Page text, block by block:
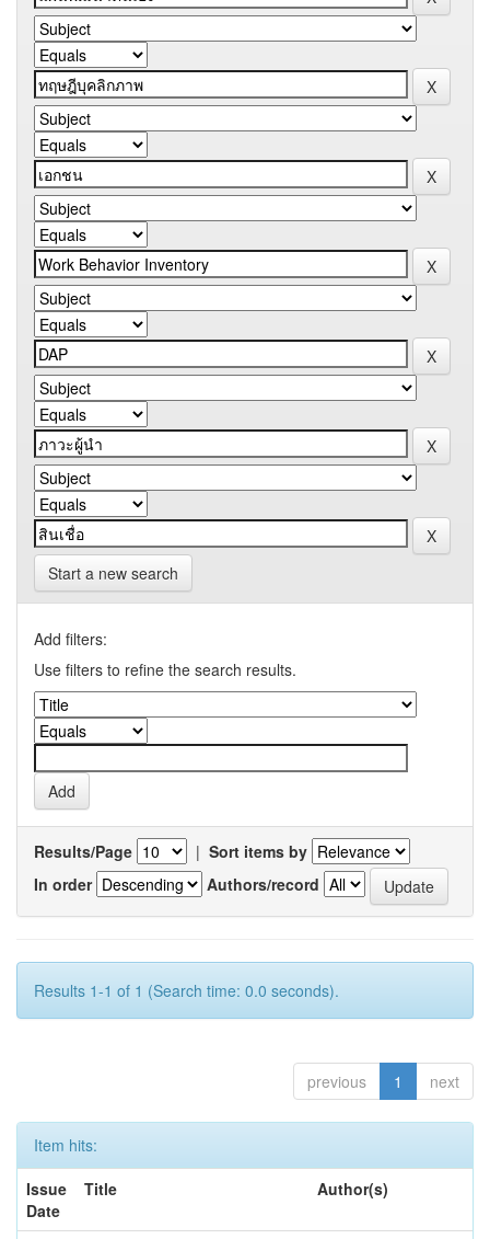
Start a new search
Add filters:
Use filters to refine the search results.
Results/Page | Sort items by
In order
Authors/record
Results 1-1 of 1 (Search time: 0.0 seconds).
previous 1 next
Item hits:
Issue
Date
Title Author(s)